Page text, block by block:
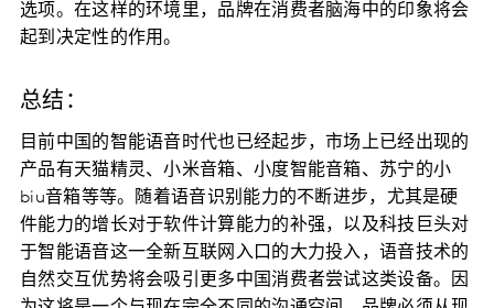
选项。在这样的环境里，品牌在消费者脑海中的印象将会
起到决定性的作用。
总结：
目前中国的智能语音时代也已经起步，市场上已经出现的
产品有天猫精灵、小米音箱、小度智能音箱、苏宁的小
biu音箱等等。随着语音识别能力的不断进步，尤其是硬
件能力的增长对于软件计算能力的补强，以及科技巨头对
于智能语音这一全新互联网入口的大力投入，语音技术的
自然交互优势将会吸引更多中国消费者尝试这类设备。因